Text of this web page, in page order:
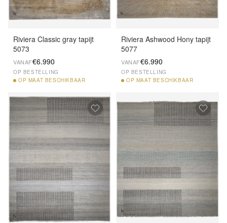
Riviera Classic gray tapijt
5073
VANAF€6.990
OP BESTELLING
OP MAAT BESCHIKBAAR
Riviera Ashwood Hony tapijt
5077
VANAF€6.990
OP BESTELLING
OP MAAT BESCHIKBAAR